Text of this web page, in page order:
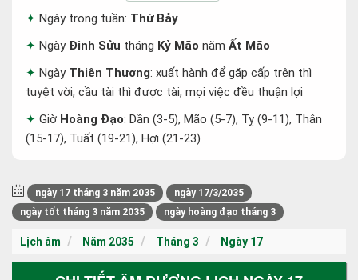
Ngày trong tuần: Thứ Bảy
Ngày Đinh Sửu tháng Kỷ Mão năm Ất Mão
Ngày Thiên Thương: xuất hành để gặp cấp trên thì
tuyệt vời, cầu tài thì được tài, mọi việc đều thuận lợi
Giờ Hoàng Đạo: Dần (3-5), Mão (5-7), Tỵ (9-11), Thân
(15-17), Tuất (19-21), Hợi (21-23)
ngày 17 tháng 3 năm 2035
ngày 17/3/2035
ngày tốt tháng 3 năm 2035
ngày hoàng đạo tháng 3
Lịch âm Năm 2035 Tháng 3 Ngày 17